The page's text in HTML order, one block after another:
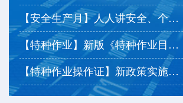
【安全生产月】人人讲安全、个个会应急——排查整治风...
【特种作业】新版《特种作业目录》有哪些调整？
【特种作业操作证】新政策实施后，相应热点问题为您解...